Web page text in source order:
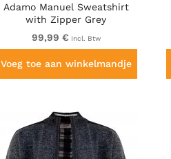
Adamo Manuel Sweatshirt
with Zipper Grey
99,99 € Incl. Btw
Voeg toe aan winkelmandje